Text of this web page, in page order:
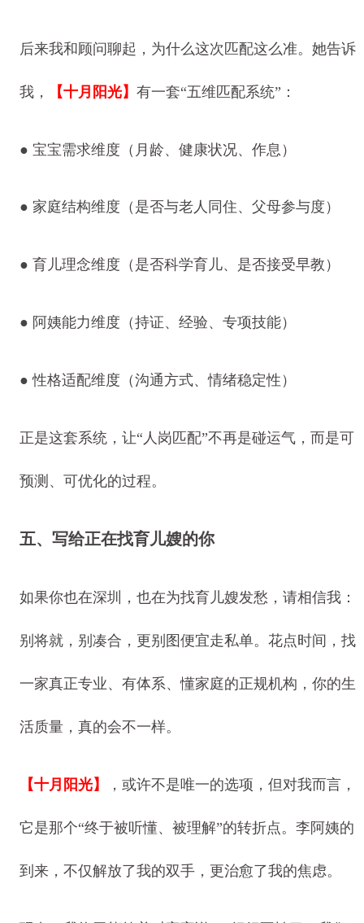
后来我和顾问聊起，为什么这次匹配这么准。她告诉
我， 【十月阳光】 有一套“五维匹配系统”：
● 宝宝需求维度（月龄、健康状况、作息）
● 家庭结构维度（是否与老人同住、父母参与度）
● 育儿理念维度（是否科学育儿、是否接受早教）
● 阿姨能力维度（持证、经验、专项技能）
●性格适配维度（沟通方式、情绪稳定性）
正是这套系统，让“人岗匹配”不再是碰运气，而是可
预测、可优化的过程。
五、写给正在找育儿嫂的你
如果你也在深圳，也在为找育儿嫂发愁，请相信我：
别将就，别凑合，更别图便宜走私单。花点时间，找
一家真正专业、有体系、懂家庭的正规机构，你的生
活质量，真的会不一样。
【十月阳光】 ，或许不是唯一的选项，但对我而言，
它是那个“终于被听懂、被理解”的转折点。李阿姨的
到来，不仅解放了我的双手，更治愈了我的焦虑。